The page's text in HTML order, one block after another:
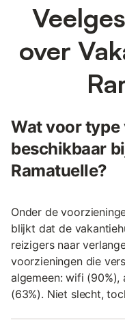
over
Wat voor
beschikbaar
Ramatuelle?
Onder de
blijkt dat de
reizigers naar
voorzieningen die
algemeen: wifi
(63%). Niet slecht,